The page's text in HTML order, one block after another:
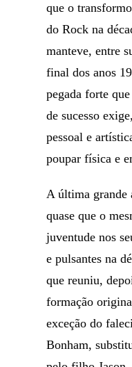
que o
do Rock na
manteve, entre
final dos anos
pegada forte
de sucesso
pessoal e
poupar física e
A última grande
quase que o
juventude nos
e pulsantes na
que reuniu,
formação
exceção do
Bonham,